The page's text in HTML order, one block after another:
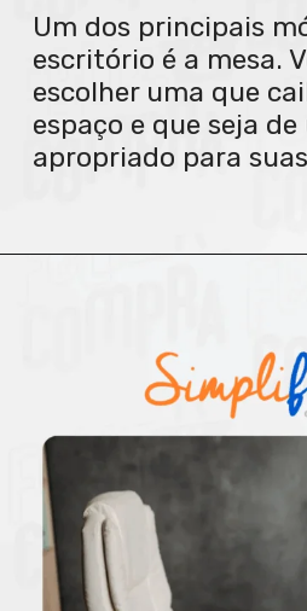
Um dos principais
escritório é a mesa.
escolher uma que
espaço e que seja
apropriado para